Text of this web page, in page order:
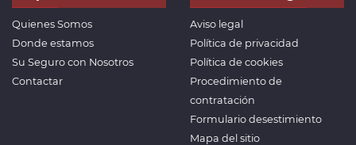
Quienes Somos
Donde estamos
Su Seguro con Nosotros
Contactar
Aviso legal
Política de privacidad
Política de cookies
Procedimiento de
contratación
Formulario desestimiento
Mapa del sitio